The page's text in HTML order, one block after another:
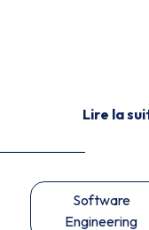
Lire la
Software
Engineering